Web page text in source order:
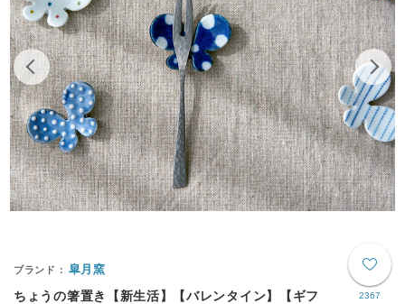
2367
皐月窯
ちょうの箸置き【新生活】【バレンタイン】【ギフ